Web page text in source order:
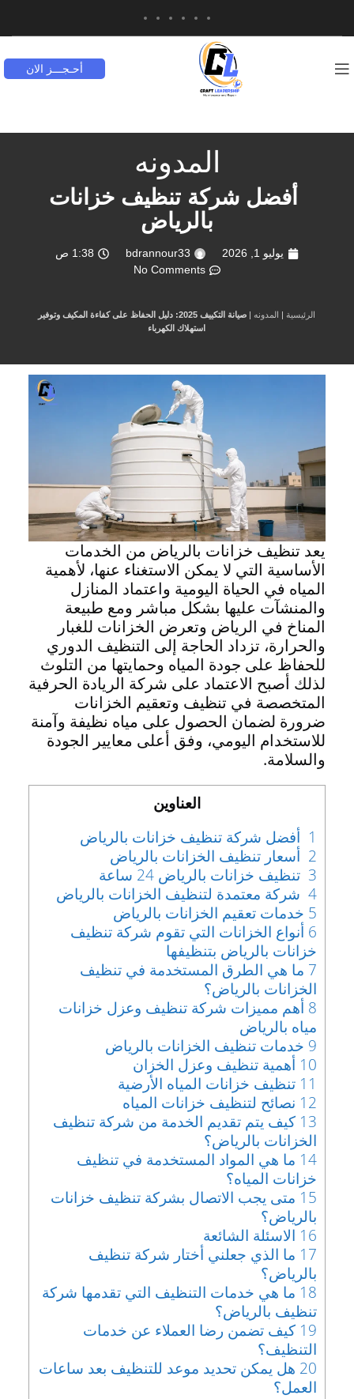
أحـجـــز الان
المدونه
أفضل شركة تنظيف خزانات
بالرياض
يوليو 1, 2026 bdrannour33
1:38 ص
No Comments
الرئيسية| المدونه|
صيانة التكييف 2025: دليل الحفاظ على كفاءة المكيف وتوفير
استهلاك الكهرباء
يعد تنظيف خزانات بالرياض من الخدمات
الأساسية التي لا يمكن الاستغناء عنها، لأهمية
المياه في الحياة اليومية واعتماد المنازل
والمنشآت عليها بشكل مباشر ومع طبيعة
المناخ في الرياض وتعرض الخزانات للغبار
والحرارة، تزداد الحاجة إلى التنظيف الدوري
للحفاظ على جودة المياه وحمايتها من التلوث
لذلك أصبح الاعتماد على شركة الريادة الحرفية
المتخصصة في تنظيف وتعقيم الخزانات
ضرورة لضمان الحصول على مياه نظيفة وآمنة
للاستخدام اليومي، وفق أعلى معايير الجودة
والسلامة.
العناوين
1 أفضل شركة تنظيف خزانات بالرياض
2 أسعار تنظيف الخزانات بالرياض
3 تنظيف خزانات بالرياض 24 ساعة
4شركة معتمدة لتنظيف الخزانات بالرياض
5 خدمات تعقيم الخزانات بالرياض
6 أنواع الخزانات التي تقوم شركة تنظيف
خزانات بالرياض بتنظيفها
7 ما هي الطرق المستخدمة في تنظيف
الخزانات بالرياض؟
8 أهم مميزات شركة تنظيف وعزل خزانات
مياه بالرياض
9 خدمات تنظيف الخزانات بالرياض
10 أهمية تنظيف وعزل الخزان
11 تنظيف خزانات المياه الأرضية
12 نصائح لتنظيف خزانات المياه
13 كيف يتم تقديم الخدمة من شركة تنظيف
الخزانات بالرياض؟
14 ما هي المواد المستخدمة في تنظيف
خزانات المياه؟
15 متى يجب الاتصال بشركة تنظيف خزانات
بالرياض؟
16 الاسئلة الشائعة
17 ما الذي جعلني أختار شركة تنظيف
بالرياض؟
18 ما هي خدمات التنظيف التي تقدمها شركة
تنظيف بالرياض؟
19 كيف تضمن رضا العملاء عن خدمات
التنظيف؟
20 هل يمكن تحديد موعد للتنظيف بعد ساعات
العمل؟